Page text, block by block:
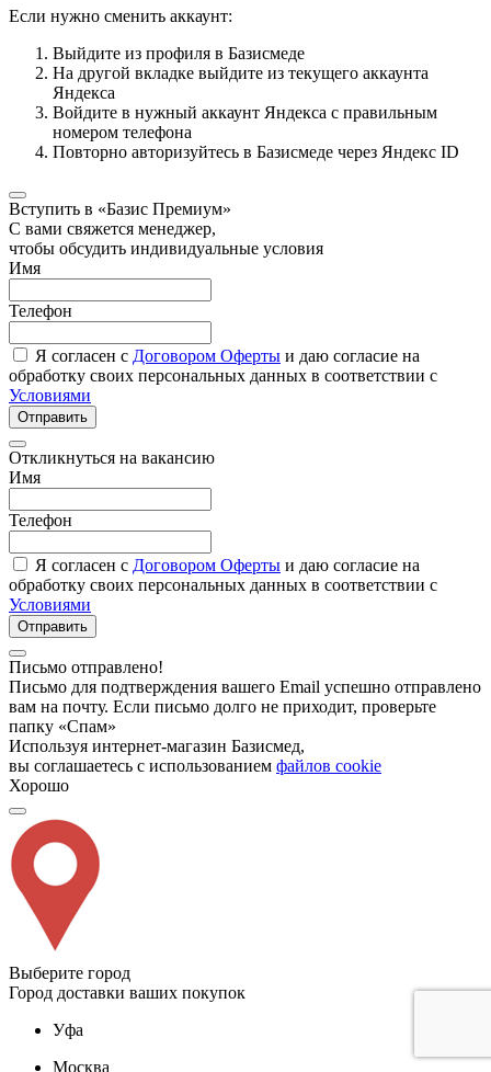
Если нужно сменить аккаунт:
Выйдите из профиля в Базисмеде
На другой вкладке выйдите из текущего аккаунта
Яндекса
Войдите в нужный аккаунт Яндекса с правильным
номером телефона
Повторно авторизуйтесь в Базисмеде через Яндекс ID
Вступить в «Базис Премиум»
С вами свяжется менеджер,
чтобы обсудить индивидуальные условия
Имя
Телефон
Я согласен с Договором Оферты и даю согласие на
обработку своих персональных данных в соответствии с
Условиями
Отправить
Откликнуться на вакансию
Имя
Телефон
Я согласен с Договором Оферты и даю согласие на
обработку своих персональных данных в соответствии с
Условиями
Отправить
Письмо отправлено!
Письмо для подтверждения вашего Email успешно отправлено
вам на почту. Если письмо долго не приходит, проверьте
папку «Спам»
Используя интернет-магазин Базисмед,
вы соглашаетесь с использованием файлов cookie
Хорошо
Выберите город
Город доставки ваших покупок
Уфа
Москва